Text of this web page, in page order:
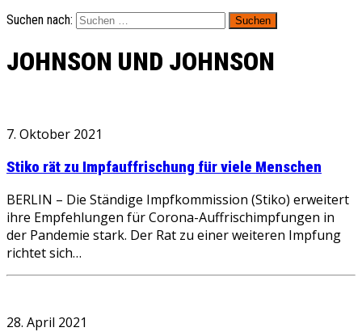
Suchen nach:
JOHNSON UND JOHNSON
7. Oktober 2021
Stiko rät zu Impfauffrischung für viele Menschen
BERLIN – Die Ständige Impfkommission (Stiko) erweitert
ihre Empfehlungen für Corona-Auffrischimpfungen in
der Pandemie stark. Der Rat zu einer weiteren Impfung
richtet sich…
28. April 2021